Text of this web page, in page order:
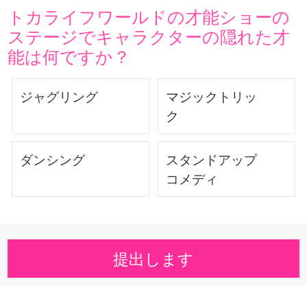
トカライフワールドの才能ショーの
ステージでキャラクターの隠れた才
能は何ですか？
ジャグリング
マジックトリッ
ク
ダンシング
スタンドアップ
コメディ
提出します